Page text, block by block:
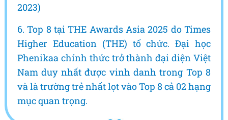
2023)
6. Top 8 tại THE Awards Asia 2025 do Times
Higher Education (THE) tổ chức. Đại học
Phenikaa chính thức trở thành đại diện Việt
Nam duy nhất được vinh danh trong Top 8
và là trường trẻ nhất lọt vào Top 8 cả 02 hạng
mục quan trọng.